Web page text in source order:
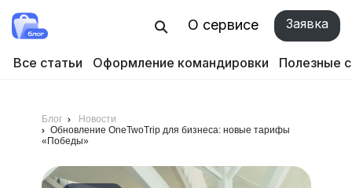
О сервисе Заявка
Все статьи Оформление командировки Полезные
Блог
Новости
Обновление OneTwoTrip для бизнеса: новые тарифы
«Победы»